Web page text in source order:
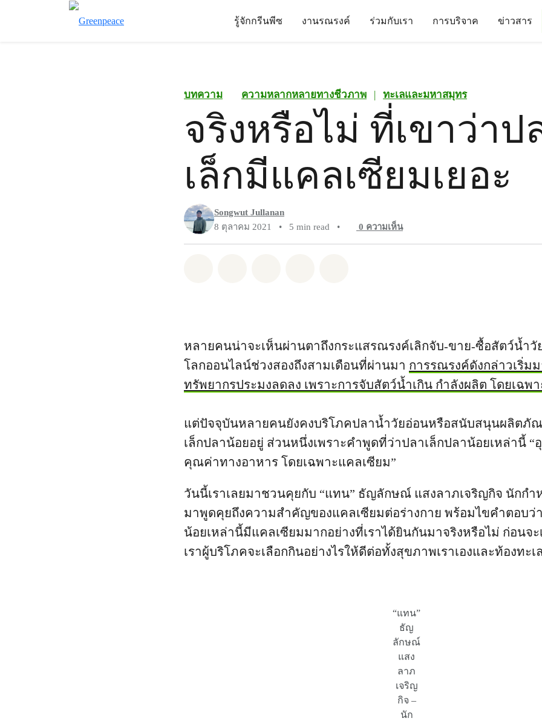
รู้จักกรีนพีซ งานรณรงค์ ร่วมกับเรา การบริจาค ข่าวสาร
บทความ ความหลากหลายทางชีวภาพ | ทะเลและมหาสมุทร
จริงหรือไม่ ที่เขาว่าป
เล็กมีแคลเซียมเยอะ
Songwut Jullanan
8 ตุลาคม 2021
• 5 min read • 0 ความเห็น
หลายคนน่าจะเห็นผ่านตาถึงกระแสรณรงค์เลิกจับ-ขาย-ซื้อสัตว์น้ำ
โลกออนไลน์ช่วงสองถึงสามเดือนที่ผ่านมา การรณรงค์ดังกล่าวเริ่ม
ทรัพยากรประมงลดลง เพราะการจับสัตว์น้ำเกิน กำลังผลิต โดยเฉพ
แต่ปัจจุบันหลายคนยังคงบริโภคปลาน้ำวัยอ่อนหรือสนับสนุนผลิตภั
เล็กปลาน้อยอยู่ ส่วนหนึ่งเพราะคำพูดที่ว่าปลาเล็กปลาน้อยเหล่านี้ “
คุณค่าทางอาหาร โดยเฉพาะแคลเซียม”
วันนี้เราเลยมาชวนคุยกับ “แทน” ธัญลักษณ์ แสงลาภเจริญกิจ นักกำ
มาพูดคุยถึงความสำคัญของแคลเซียมต่อร่างกาย พร้อมไขคำตอบว่
น้อยเหล่านี้มีแคลเซียมมากอย่างที่เราได้ยินกันมาจริงหรือไม่ ก่อนจ
เราผู้บริโภคจะเลือกกินอย่างไรให้ดีต่อทั้งสุขภาพเราเองและท้องทะเล
“แทน”
ธัญ
ลักษณ์
แสง
ลาภ
เจริญ
กิจ –
นัก